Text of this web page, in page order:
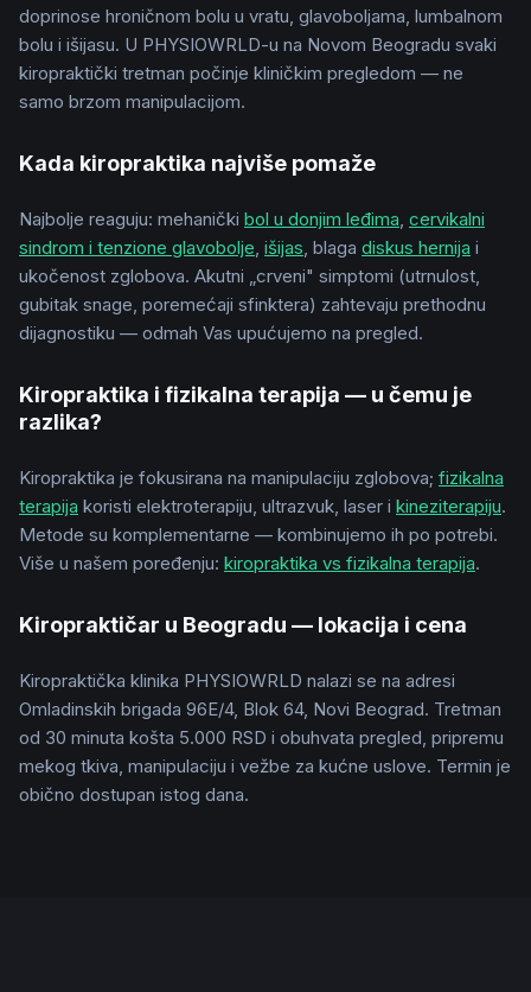
doprinose hroničnom bolu u vratu, glavoboljama, lumbalnom
bolu i išijasu. U PHYSIOWRLD-u na Novom Beogradu svaki
kiropraktički tretman počinje kliničkim pregledom — ne
samo brzom manipulacijom.
Kada kiropraktika najviše pomaže
Najbolje reaguju: mehanički bol u donjim leđima, cervikalni
sindrom i tenzione glavobolje, išijas, blaga diskus hernija i
ukočenost zglobova. Akutni „crveni" simptomi (utrnulost,
gubitak snage, poremećaji sfinktera) zahtevaju prethodnu
dijagnostiku — odmah Vas upućujemo na pregled.
Kiropraktika i fizikalna terapija — u čemu je
razlika?
Kiropraktika je fokusirana na manipulaciju zglobova; fizikalna
terapija koristi elektroterapiju, ultrazvuk, laser i kineziterapiju.
Metode su komplementarne — kombinujemo ih po potrebi.
Više u našem poređenju: kiropraktika vs fizikalna terapija.
Kiropraktičar u Beogradu — lokacija i cena
Kiropraktička klinika PHYSIOWRLD nalazi se na adresi
Omladinskih brigada 96E/4, Blok 64, Novi Beograd. Tretman
od 30 minuta košta 5.000 RSD i obuhvata pregled, pripremu
mekog tkiva, manipulaciju i vežbe za kućne uslove. Termin je
obično dostupan istog dana.